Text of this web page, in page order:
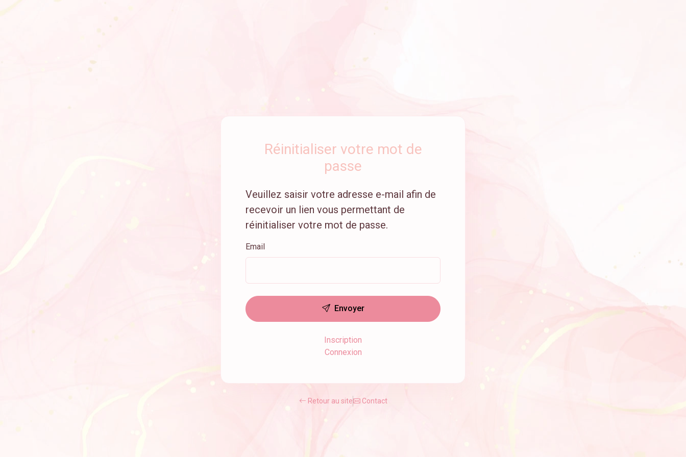
Réinitialiser votre mot de
passe
Veuillez saisir votre adresse e-mail afin de
recevoir un lien vous permettant de
réinitialiser votre mot de passe.
Email
Envoyer
Inscription
Connexion
Retour au site Contact
Panneau de gestion des cookies